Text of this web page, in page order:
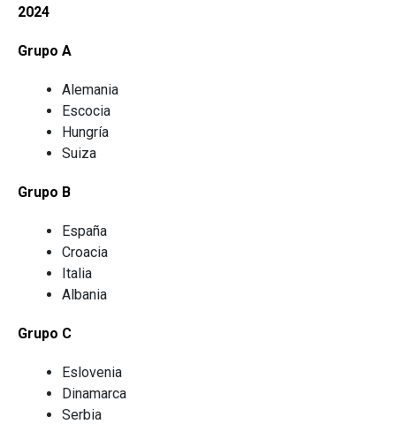
2024
Grupo A
Alemania
Escocia
Hungría
Suiza
Grupo B
España
Croacia
Italia
Albania
Grupo C
Eslovenia
Dinamarca
Serbia